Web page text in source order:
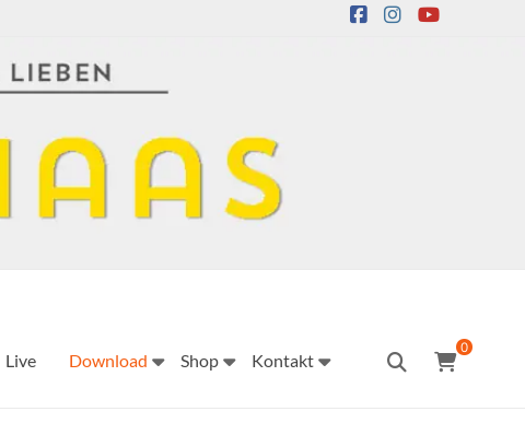
0
Live Download Shop Kontakt